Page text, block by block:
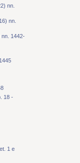
nn.
nn.
nn. 1442-
18 -
1 e